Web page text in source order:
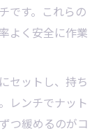
です。これらの
よく安全に作業
セットし、持ち
レンチでナット
つ緩めるのがコ